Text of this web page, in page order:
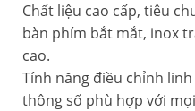
Chất liệu cao cấp, tiêu
bàn phím bắt mắt, inox
cao.
Tính năng điều chỉnh
thông số phù hợp với